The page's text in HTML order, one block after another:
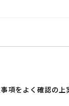
項をよく確認の上